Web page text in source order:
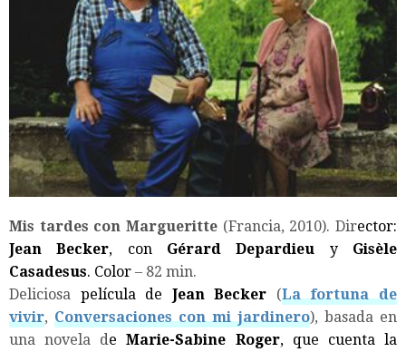
Mis tardes con Margueritte (Francia, 2010). Director:
Jean Becker, con Gérard Depardieu y Gisèle
Casadesus. Color – 82 min.
Deliciosa película de Jean Becker (La fortuna de
vivir, Conversaciones con mi jardinero), basada en
una novela deMarie-Sabine Roger, que cuenta la